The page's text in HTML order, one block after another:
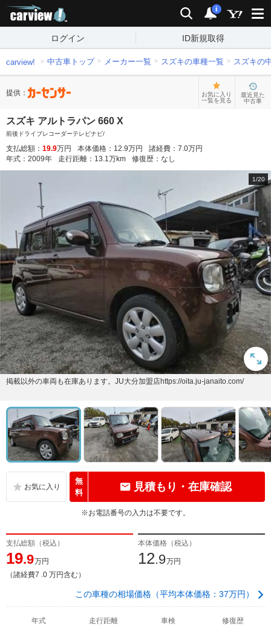
検索 通知
i
ログイン ID新規取得
carview! 中古車トップ メーカー一覧 スズキの車種一覧 スズキの
提供：
お気に入り
一覧を見る
最近見た
中古車
スズキ アルトラパン 660 X
前後ドライブレコーダーテレビナビ/
支払総額： 19.9万円 本体価格： 12.9万円 諸経費： 7.0万円
年式： 2009年 走行距離： 13.1万km 修復歴： なし
1/20
掲載以外の車両も在庫あります。JU大分加盟店https://oita.ju-janaito.com/
無
料
見積もり・在庫確認
※お電話番号の入力は不要です。
支払総額（税込）
19.9万円
（諸経費7 .0 万円含む）
本体価格（税込）
12.9万円
この車種の相場価格（平均本体価格：37万円）
年式 走行距離
車検
修復歴